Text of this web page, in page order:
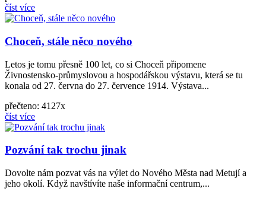
číst více
Choceň, stále něco nového
Letos je tomu přesně 100 let, co si Choceň připomene
Živnostensko-průmyslovou a hospodářskou výstavu, která se tu
konala od 27. června do 27. července 1914. Výstava...
přečteno: 4127x
číst více
Pozvání tak trochu jinak
Dovolte nám pozvat vás na výlet do Nového Města nad Metují a
jeho okolí. Když navštívíte naše informační centrum,...